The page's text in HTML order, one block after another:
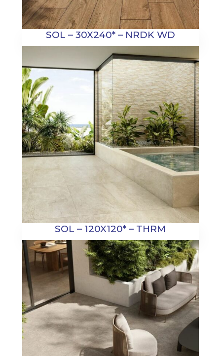
SOL – 30X240* – NRDK WD
SOL – 120X120* – THRM